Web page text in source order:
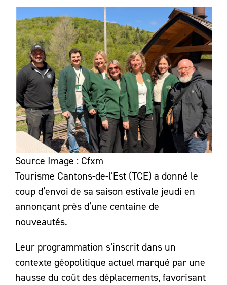
Source Image : Cfxm
Tourisme Cantons-de-l’Est (TCE) a donné le
coup d’envoi de sa saison estivale jeudi en
annonçant près d’une centaine de
nouveautés.
Leur programmation s’inscrit dans un
contexte géopolitique actuel marqué par une
hausse du coût des déplacements, favorisant